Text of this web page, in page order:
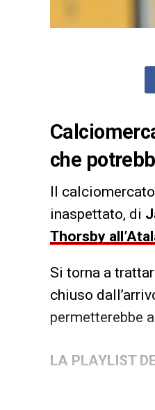
che
Il
inaspettato, di
Thorsby
Si torna a
chiuso
permetterebbe
LA PLAYLIST